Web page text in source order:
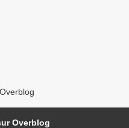
Overblog